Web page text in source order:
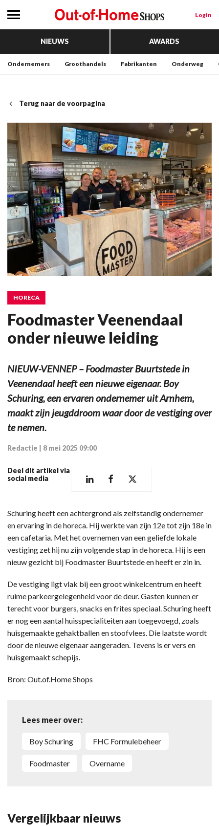
Login
NIEUWS AWARDS
Ondernemers Groothandels Fabrikanten Onderweg
Terug naar de voorpagina
HORECA
Foodmaster Veenendaal
onder nieuwe leiding
NIEUW-VENNEP – Foodmaster Buurtstede in
Veenendaal heeft een nieuwe eigenaar. Boy
Schuring, een ervaren ondernemer uit Arnhem,
maakt zijn jeugddroom waar door de vestiging over
te nemen.
Redactie 8 mei 2025 09:00
Deel dit artikel via
social media
Schuring heeft een achtergrond als zelfstandig ondernemer
en ervaring in de horeca. Hij werkte van zijn 12e tot zijn 18e in
een cafetaria. Met het overnemen van een geliefde lokale
vestiging zet hij nu zijn volgende stap in de horeca. Hij is een
nieuw gezicht bij Foodmaster Buurtstede en heeft er zin in.
De vestiging ligt vlak bij een groot winkelcentrum en heeft
ruime parkeergelegenheid voor de deur. Gasten kunnen er
terecht voor burgers, snacks en frites speciaal. Schuring heeft
er nog een aantal huisspecialiteiten aan toegevoegd, zoals
huisgemaakte gehaktballen en stoofvlees. Die laatste wordt
door de nieuwe eigenaar aangeraden. Tevens is er vers en
huisgemaakt schepijs.
Bron: Out.of.Home Shops
Lees meer over:
Boy Schuring FHC Formulebeheer
Foodmaster overname
Vergelijkbaar nieuws